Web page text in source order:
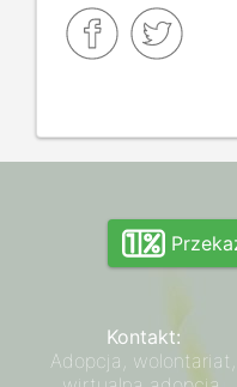
Kontakt:
Adopcja, wolontariat,